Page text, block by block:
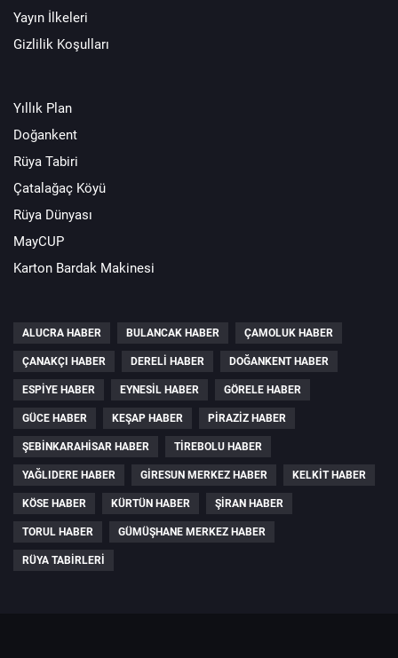
Yayın İlkeleri
Gizlilik Koşulları
Yıllık Plan
Doğankent
Rüya Tabiri
Çatalağaç Köyü
Rüya Dünyası
MayCUP
Karton Bardak Makinesi
ALUCRA HABER BULANCAK HABER ÇAMOLUK HABER
ÇANAKÇI HABER DERELI HABER DOĞANKENT HABER
ESPIYE HABER EYNESIL HABER GÖRELE HABER
GÜCE HABER KEŞAP HABER PIRAZIZ HABER
ŞEBINKARAHISAR HABER TIREBOLU HABER
YAĞLIDERE HABER GIRESUN MERKEZ HABER KELKIT HABER
KÖSE HABER KÜRTÜN HABER ŞIRAN HABER
TORUL HABER GÜMÜŞHANE MERKEZ HABER
RÜYA TABIRLERI